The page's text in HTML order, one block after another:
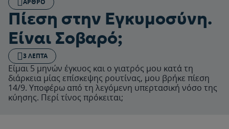
ΆΡΘΡΟ
Πίεση στην Εγκυμοσύνη.
Είναι Σοβαρό;
3 ΛΕΠΤΆ
Είμαι 5 μηνών έγκυος και ο γιατρός μου κατά τη
διάρκεια μίας επίσκεψης ρουτίνας, μου βρήκε πίεση
14/9. Υποφέρω από τη λεγόμενη υπερτασική νόσο της
κύησης. Περί τίνος πρόκειται;